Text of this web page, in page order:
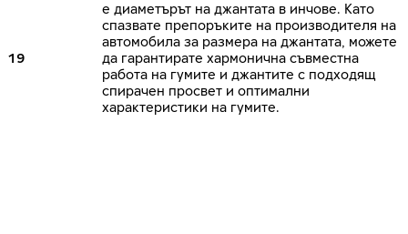
19
е диаметърът на джантата в инчове. Като
спазвате препоръките на производителя на
автомобила за размера на джантата, можете
да гарантирате хармонична съвместна
работа на гумите и джантите с подходящ
спирачен просвет и оптимални
характеристики на гумите.